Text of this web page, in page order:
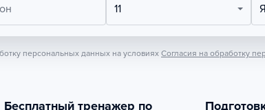
11
персональных данных на условиях Согласия на обработку
Бесплатный тренажер по